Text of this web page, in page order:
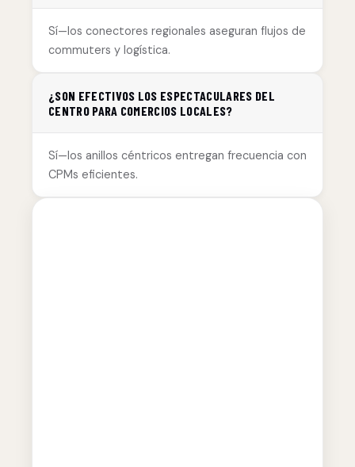
Sí—los conectores regionales aseguran flujos de
commuters y logística.
¿SON EFECTIVOS LOS ESPECTACULARES DEL
CENTRO PARA COMERCIOS LOCALES?
Sí—los anillos céntricos entregan frecuencia con
CPMs eficientes.